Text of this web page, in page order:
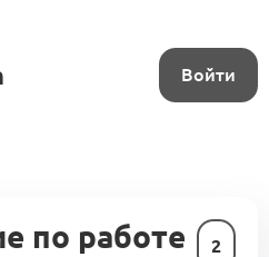
Войти
2
по работе